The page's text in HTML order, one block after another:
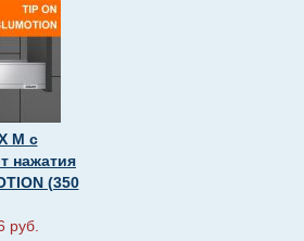
M с
нажатия
(350
руб.